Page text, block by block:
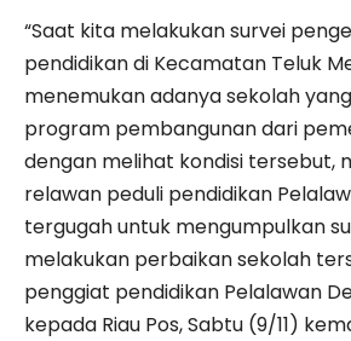
“Saat kita melakukan survei
pendidikan di Kecamatan Teluk
menemukan adanya sekolah
program pembangunan dari
dengan melihat kondisi tersebut,
relawan peduli pendidikan
tergugah untuk mengumpulkan
melakukan perbaikan sekolah
penggiat pendidikan Pelalawan
kepada Riau Pos, Sabtu (9/11)